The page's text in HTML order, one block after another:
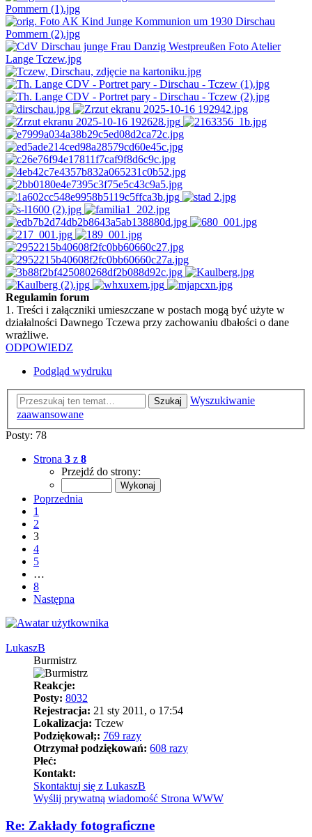
Regulamin forum
1. Treści i załączniki umieszczane w postach mogą być użyte w
działalności Dawnego Tczewa przy zachowaniu dbałości o dane
wrażliwe.
ODPOWIEDZ
Podgląd wydruku
Szukaj
Wyszukiwanie
zaawansowane
Posty: 78
Strona 3 z 8
Przejdź do strony:
Poprzednia
1
2
3
4
5
…
8
Następna
LukaszB
Burmistrz
Reakcje:
Posty: 8032
Rejestracja: 21 sty 2011, o 17:54
Lokalizacja: Tczew
Podziękował;: 769 razy
Otrzymał podziękowań: 608 razy
Płeć:
Kontakt:
Skontaktuj się z LukaszB
Wyślij prywatną wiadomość Strona WWW
Re: Zakłady fotograficzne